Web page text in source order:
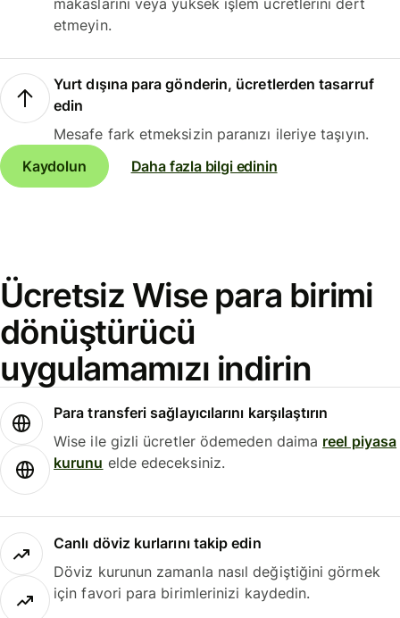
makaslarını veya yüksek işlem ücretlerini dert
etmeyin.
Yurt dışına para gönderin, ücretlerden tasarruf
edin
Mesafe fark etmeksizin paranızı ileriye taşıyın.
Kaydolun
Daha fazla bilgi edinin
Ücretsiz Wise para birimi
dönüştürücü
uygulamamızı indirin
Para transferi sağlayıcılarını karşılaştırın
Wise ile gizli ücretler ödemeden daima reel piyasa
kurunu elde edeceksiniz.
Canlı döviz kurlarını takip edin
Döviz kurunun zamanla nasıl değiştiğini görmek
için favori para birimlerinizi kaydedin.